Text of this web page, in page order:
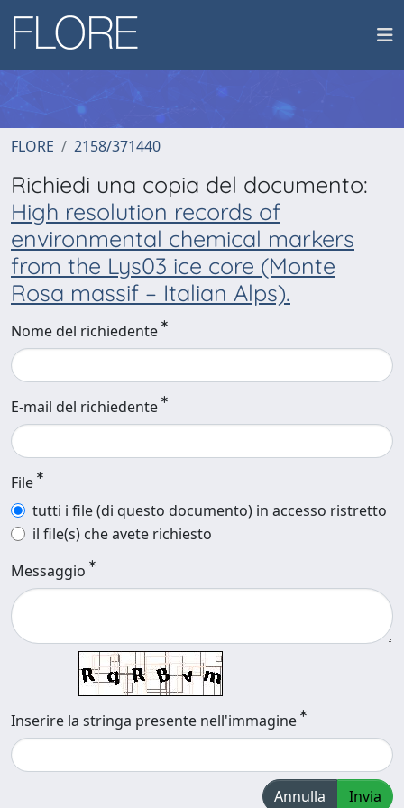
FLORE 2158/371440
Richiedi una copia del documento:
High resolution records of
environmental chemical markers
from the Lys03 ice core (Monte
Rosa massif – Italian Alps).
Nome del richiedente
E-mail del richiedente
File
tutti i file (di questo documento) in accesso ristretto
il file(s) che avete richiesto
Messaggio
Inserire la stringa presente nell'immagine
Annulla Invia